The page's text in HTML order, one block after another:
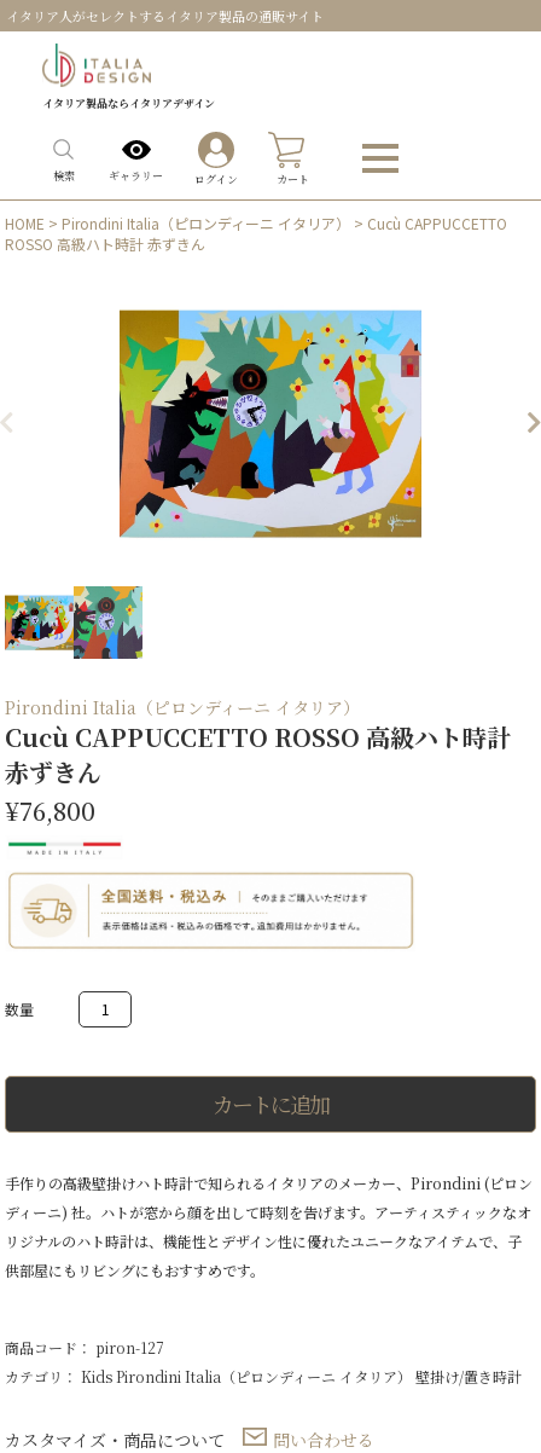
イタリア人がセレクトするイタリア製品の通販サイト
イタリア製品ならイタリアデザイン
検索 ギャラリー ログイン カート
HOME > Pirondini Italia（ピロンディーニ イタリア）
> Cucù CAPPUCCETTO
ROSSO 高級ハト時計 赤ずきん
Pirondini Italia（ピロンディーニ イタリア）
Cucù CAPPUCCETTO ROSSO 高級ハト時計
赤ずきん
¥76,800
Cucù
CAPPUCCETTO
ROSSO
時
赤
ず
き
ん
カートに追加
手作りの高級壁掛けハト時計で知られるイタリアのメーカー、Pirondini (ピロン
ディーニ) 社。ハトが窓から顔を出して時刻を告げます。アーティスティックなオ
リジナルのハト時計は、機能性とデザイン性に優れたユニークなアイテムで、子
供部屋にもリビングにもおすすめです。
商品コード： piron-127
カテゴリ：Kids Pirondini Italia（ピロンディーニ イタリア） 壁掛け/置き時計
カスタマイズ・商品について 問い合わせる